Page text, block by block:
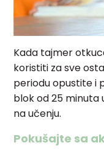
Kada tajmer
koristiti za sve
periodu opustite i
blok od 25 minuta
na učenju.
Pokušajte sa